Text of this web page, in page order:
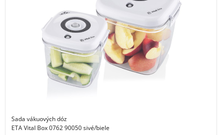
Sada vákuových dóz
ETA Vital Box 0762 90050 sivé/biele